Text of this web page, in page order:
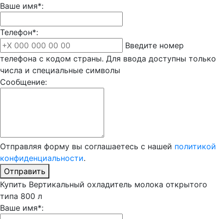
Ваше имя*:
Телефон*:
Введите номер
телефона с кодом страны. Для ввода доступны только
числа и специальные символы
Сообщение:
Отправляя форму вы соглашаетесь с нашей политикой
конфиденциальности.
Отправить
Купить Вертикальный охладитель молока открытого
типа 800 л
Ваше имя*: